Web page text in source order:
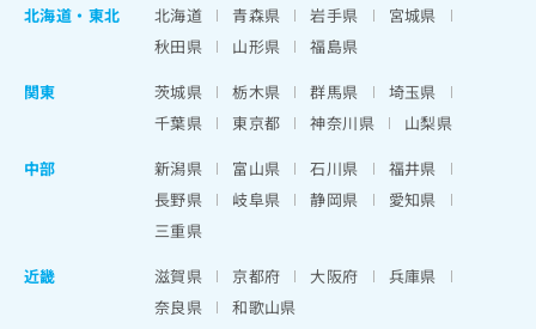
北海道 ・ 東北 北海道 青森県 岩手県
宮城県
秋田県
山形県
福島県
関東
茨城県 栃木県 群馬県
埼玉県
千葉県
東京都 神奈川県
山梨県
中部
新潟県 富山県 石川県
福井県
長野県
岐阜県 静岡県
愛知県
三重県
近畿
滋賀県 京都府 大阪府
兵庫県
奈良県
和歌山県